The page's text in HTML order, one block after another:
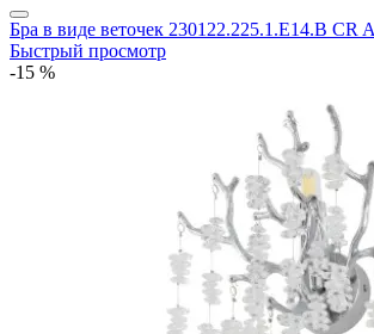
Бра в виде веточек 230122.225.1.E14.B CR
Быстрый просмотр
-15 %